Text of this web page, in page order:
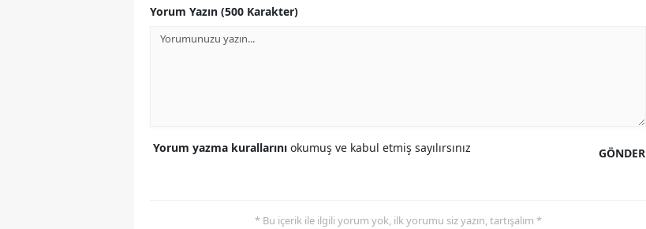
Yorum Yazın (500 Karakter)
GÖNDER
Yorum yazma kurallarını okumuş ve kabul etmiş sayılırsınız
* Bu içerik ile ilgili yorum yok, ilk yorumu siz yazın, tartışalım *